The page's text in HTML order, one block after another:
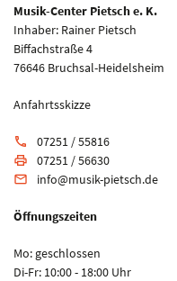
Musik-Center Pietsch e. K.
Inhaber: Rainer Pietsch
Biffachstraße 4
76646 Bruchsal-Heidelsheim
Anfahrtsskizze
phone 07251 / 55816
print 07251 / 56630
email info@musik-pietsch.de
Öffnungszeiten
Mo: geschlossen
Di-Fr: 10:00 - 18:00 Uhr